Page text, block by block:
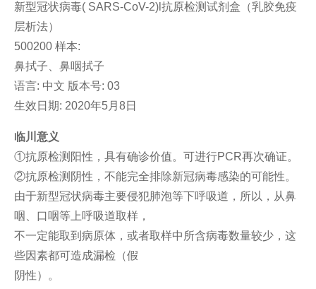
新型冠状病毒( SARS-CoV-2)l抗原检测试剂盒（乳胶免疫
层析法）
500200 样本:
鼻拭子、鼻咽拭子
语言: 中文 版本号: 03
生效日期: 2020年5月8日
临川意义
①抗原检测阳性，具有确诊价值。可进行PCR再次确证。
②抗原检测阴性，不能完全排除新冠病毒感染的可能性。
由于新型冠状病毒主要侵犯肺泡等下呼吸道，所以，从鼻
咽、口咽等上呼吸道取样，
不一定能取到病原体，或者取样中所含病毒数量较少，这
些因素都可造成漏检（假
阴性）。